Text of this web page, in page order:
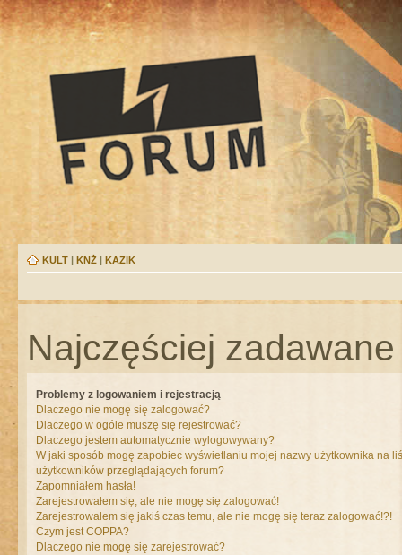
KULT | KNŻ | KAZIK
Najczęściej
Problemy z logowaniem i rejestracją
Dlaczego nie mogę się zalogować?
Dlaczego w ogóle muszę się rejestrować?
Dlaczego jestem automatycznie wylogowywany?
W jaki sposób mogę zapobiec wyświetlaniu mojej nazwy użytkownika na
użytkowników przeglądających forum?
Zapomniałem hasła!
Zarejestrowałem się, ale nie mogę się zalogować!
Zarejestrowałem się jakiś czas temu, ale nie mogę się teraz zalogować!?!
Czym jest COPPA?
Dlaczego nie mogę się zarejestrować?